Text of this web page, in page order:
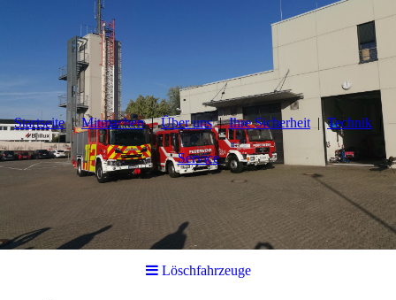
Startseite Mitmachen Über uns Ihre Sicherheit Technik
Service
Löschfahrzeuge